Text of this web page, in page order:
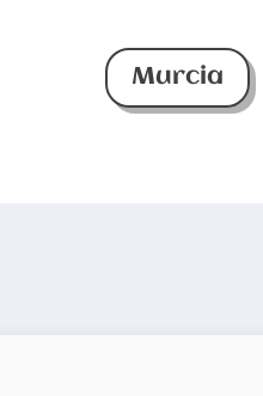
Murcia